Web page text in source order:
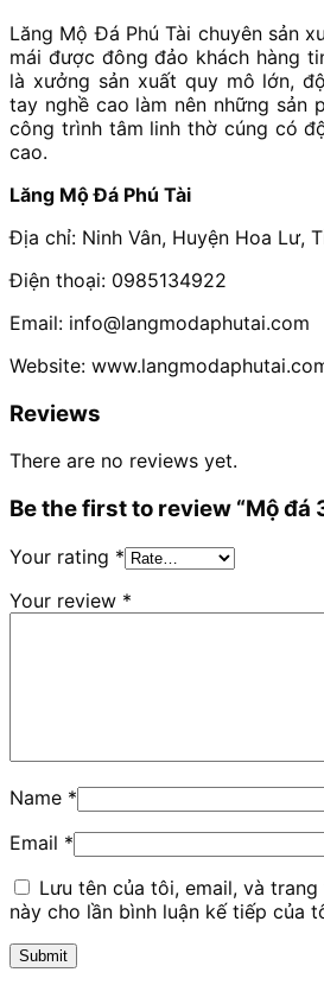
Lăng Mộ Đá Phú Tài chuyên sản
mái được đông đảo khách hàng
là xưởng sản xuất quy mô lớn,
tay nghề cao làm nên những sản
công trình tâm linh thờ cúng có
cao.
Lăng Mộ Đá Phú Tài
Địa chỉ: Ninh Vân, Huyện Hoa Lư,
Điện thoại: 0985134922
Email: info@langmodaphutai.com
Website:
Reviews
There are no reviews yet.
Be the first to review “Mộ đá
Your rating *
Your review *
Name *
Email *
Lưu tên của tôi, email, và
này cho lần bình luận kế tiếp của